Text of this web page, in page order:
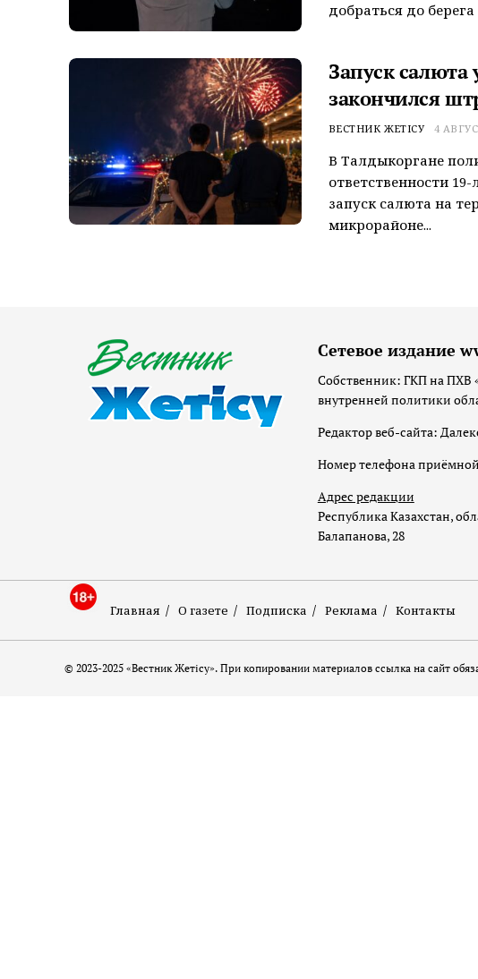
добраться до
Запуск салюта
закончился
ВЕСТНИК ЖЕТІСУ 4
В Талдыкоргане
ответственности
запуск салюта на
микрорайоне...
Сетевое издание
Собственник: ГКП на ПХВ
внутренней политики
Редактор веб-сайта:
Номер телефона
Адрес редакции
Республика Казахстан,
Балапанова, 28
Главная О газете Подписка Реклама Контакты
© 2023-2025 «Вестник Жетісу». При копировании материалов ссылка на сайт